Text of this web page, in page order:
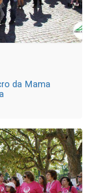
da Mama